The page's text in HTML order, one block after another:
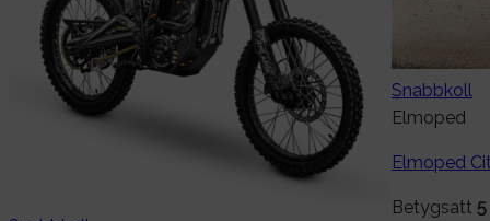
Snabbkoll
Elmoped
Elmoped
Betygsatt 5